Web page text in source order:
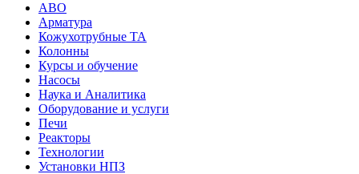
АВО
Арматура
Кожухотрубные ТА
Колонны
Курсы и обучение
Насосы
Наука и Аналитика
Оборудование и услуги
Печи
Реакторы
Технологии
Установки НПЗ